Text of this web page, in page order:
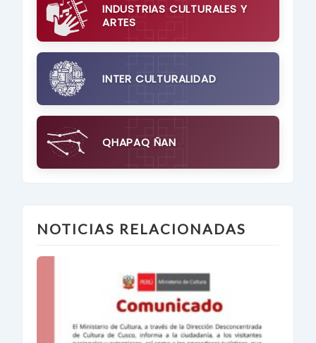
INDUSTRIAS CULTURALES Y
ARTES
INTER CULTURALIDAD
QHAPAQ ÑAN
NOTICIAS RELACIONADAS